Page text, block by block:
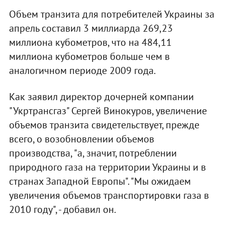
Объем транзита для потребителей Украины за
апрель составил 3 миллиарда 269,23
миллиона кубометров, что на 484,11
миллиона кубометров больше чем в
аналогичном периоде 2009 года.
Как заявил директор дочерней компании
"Укртрансгаз" Сергей Винокуров, увеличение
объемов транзита свидетельствует, прежде
всего, о возобновлении объемов
производства, "а, значит, потреблении
природного газа на территории Украины и в
странах Западной Европы". "Мы ожидаем
увеличения объемов транспортировки газа в
2010 году", - добавил он.